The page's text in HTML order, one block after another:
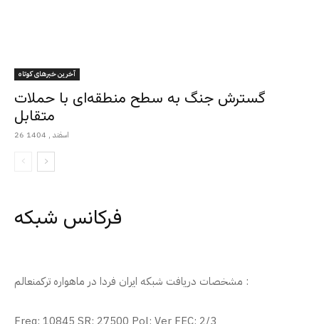
آخرین خبرهای کوتاه
گسترش جنگ به سطح منطقه‌ای با حملات
متقابل
26 اسفند , 1404
فرکانس شبکه
مشخصات دریافت شبکه ایران فردا در ماهواره ترکمنعالم :